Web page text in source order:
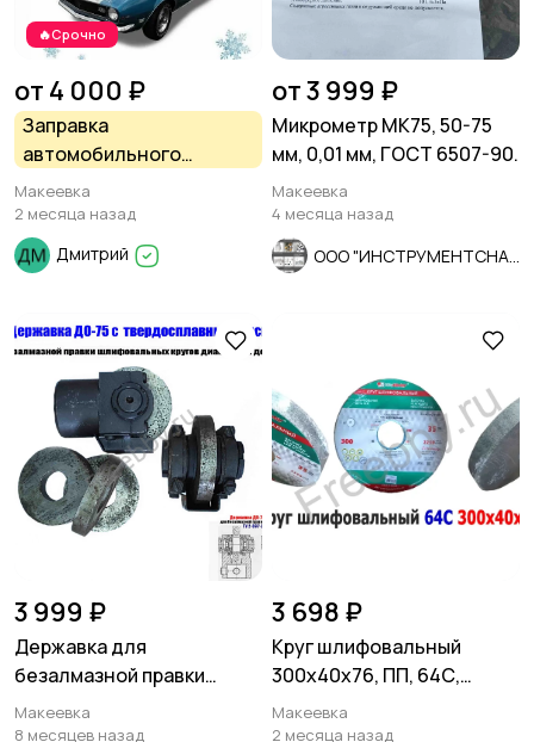
🔥Срочно
от 4 000 ₽
Заправка
автомобильного
кондиционера
Макеевка
2 месяца назад
Дмитрий
от 3 999 ₽
Микрометр МК75, 50-75
мм, 0,01 мм, ГОСТ 6507-90.
Макеевка
4 месяца назад
3 999 ₽
Державка для
безалмазной правки
шлифовальных кругов
ДО-75 с кругом.
Макеевка
8 месяцев назад
3 698 ₽
Круг шлифовальный
300х40х76, ПП, 64С,
зеленый, 40 СМ1, K-L V, ср
зерно
Макеевка
2 месяца назад